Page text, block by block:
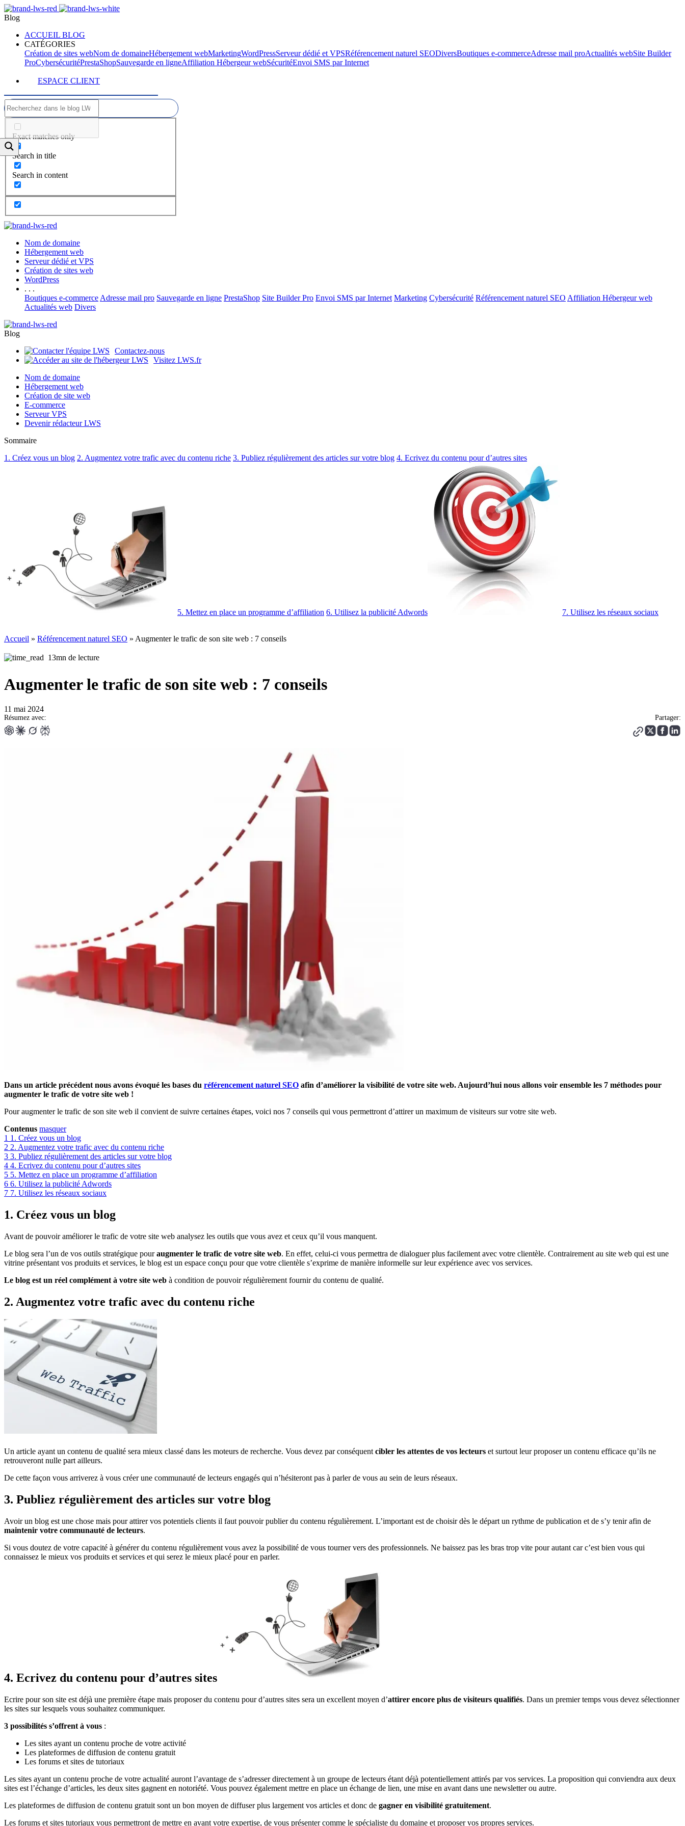
Blog
ACCUEIL BLOG
CATÉGORIES
Création de sites webNom de domaineHébergement webMarketingWordPressServeur dédié et VPSRéférencement naturel SEODiversBoutiques e-commerceAdresse mail proActualités webSite Builder
ProCybersécuritéPrestaShopSauvegarde en ligneAffiliation Hébergeur webSécuritéEnvoi SMS par Internet
ESPACE CLIENT
Exact matches only
Search in title
Search in content
Nom de domaine
Hébergement web
Serveur dédié et VPS
Création de sites web
WordPress
. . .
Boutiques e-commerce Adresse mail pro Sauvegarde en ligne PrestaShop Site Builder Pro Envoi SMS par Internet Marketing Cybersécurité Référencement naturel SEO Affiliation Hébergeur web
Actualités web Divers
Blog
Contactez-nous
Visitez LWS.fr
Nom de domaine
Hébergement web
Création de site web
E-commerce
Serveur VPS
Devenir rédacteur LWS
Sommaire
1. Créez vous un blog 2. Augmentez votre trafic avec du contenu riche 3. Publiez régulièrement des articles sur votre blog 4. Ecrivez du contenu pour d’autres sites
5. Mettez en place un programme d’affiliation 6. Utilisez la publicité Adwords 7. Utilisez les réseaux sociaux
Accueil » Référencement naturel SEO » Augmenter le trafic de son site web : 7 conseils
13mn de lecture
Augmenter le trafic de son site web : 7 conseils
11 mai 2024
Résumez avec: Partager:
Dans un article précédent nous avons évoqué les bases du référencement naturel SEO afin d’améliorer la visibilité de votre site web. Aujourd’hui nous allons voir ensemble les 7 méthodes pour
augmenter le trafic de votre site web !
Pour augmenter le trafic de son site web il convient de suivre certaines étapes, voici nos 7 conseils qui vous permettront d’attirer un maximum de visiteurs sur votre site web.
Contenus masquer
1 1. Créez vous un blog
2 2. Augmentez votre trafic avec du contenu riche
3 3. Publiez régulièrement des articles sur votre blog
4 4. Ecrivez du contenu pour d’autres sites
5 5. Mettez en place un programme d’affiliation
6 6. Utilisez la publicité Adwords
7 7. Utilisez les réseaux sociaux
1. Créez vous un blog
Avant de pouvoir améliorer le trafic de votre site web analysez les outils que vous avez et ceux qu’il vous manquent.
Le blog sera l’un de vos outils stratégique pouraugmenter le trafic de votre site web. En effet, celui-ci vous permettra de dialoguer plus facilement avec votre clientèle. Contrairement au site web qui est une
vitrine présentant vos produits et services, le blog est un espace conçu pour que votre clientèle s’exprime de manière informelle sur leur expérience avec vos services.
Le blog est un réel complément à votre site web à condition de pouvoir régulièrement fournir du contenu de qualité.
2. Augmentez votre trafic avec du contenu riche
Un article ayant un contenu de qualité sera mieux classé dans les moteurs de recherche. Vous devez par conséquent cibler les attentes de vos lecteurs et surtout leur proposer un contenu efficace qu’ils ne
retrouveront nulle part ailleurs.
De cette façon vous arriverez à vous créer une communauté de lecteurs engagés qui n’hésiteront pas à parler de vous au sein de leurs réseaux.
3. Publiez régulièrement des articles sur votre blog
Avoir un blog est une chose mais pour attirer vos potentiels clients il faut pouvoir publier du contenu régulièrement. L’important est de choisir dès le départ un rythme de publication et de s’y tenir afin de
maintenir votre communauté de lecteurs.
Si vous doutez de votre capacité à générer du contenu régulièrement vous avez la possibilité de vous tourner vers des professionnels. Ne baissez pas les bras trop vite pour autant car c’est bien vous qui
connaissez le mieux vos produits et services et qui serez le mieux placé pour en parler.
4. Ecrivez du contenu pour d’autres sites
Ecrire pour son site est déjà une première étape mais proposer du contenu pour d’autres sites sera un excellent moyen d’attirer encore plus de visiteurs qualifiés. Dans un premier temps vous devez sélectionner
les sites sur lesquels vous souhaitez communiquer.
3 possibilités s’offrent à vous :
Les sites ayant un contenu proche de votre activité
Les plateformes de diffusion de contenu gratuit
Les forums et sites de tutoriaux
Les sites ayant un contenu proche de votre actualité auront l’avantage de s’adresser directement à un groupe de lecteurs étant déjà potentiellement attirés par vos services. La proposition qui conviendra aux deux
sites est l’échange d’articles, les deux sites gagnent en notoriété. Vous pouvez également mettre en place un échange de lien, une mise en avant dans une newsletter ou autre.
Les plateformes de diffusion de contenu gratuit sont un bon moyen de diffuser plus largement vos articles et donc de gagner en visibilité gratuitement.
Les forums et sites tutoriaux vous permettront de mettre en avant votre expertise, de vous présenter comme le spécialiste du domaine et proposer vos propres services.